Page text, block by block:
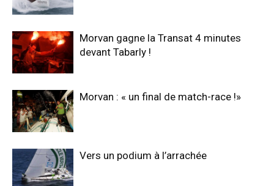
Morvan gagne la Transat 4 minutes
devant Tabarly !
Morvan : « un final de match-race !»
Vers un podium à l’arrachée